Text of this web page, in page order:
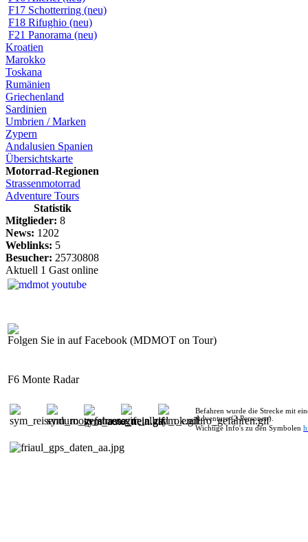
F17 Schotterring (neu)
F18 Rifughio (neu)
F21 Panorama (neu)
Kroatien
Marokko
Toskana
Rumänien
Griechenland
Sardinien
Umbrien / Marken
Zypern
Andalusien Spanien
Übersichtskarte
Motorrad-Regionen
Strassenmotorrad
Adventure Tours
Statistik
Mitglieder: 8
News: 1202
Weblinks: 5
Besucher: 25730808
Aktuell 1 Gast online
Folgen Sie in auf Facebook (MDMOT on Tour)
F6 Monte Radar
Befahren wurde die Strecke mit
Adventure (2 Personen).
Wichtige Info's zu den Symbolen